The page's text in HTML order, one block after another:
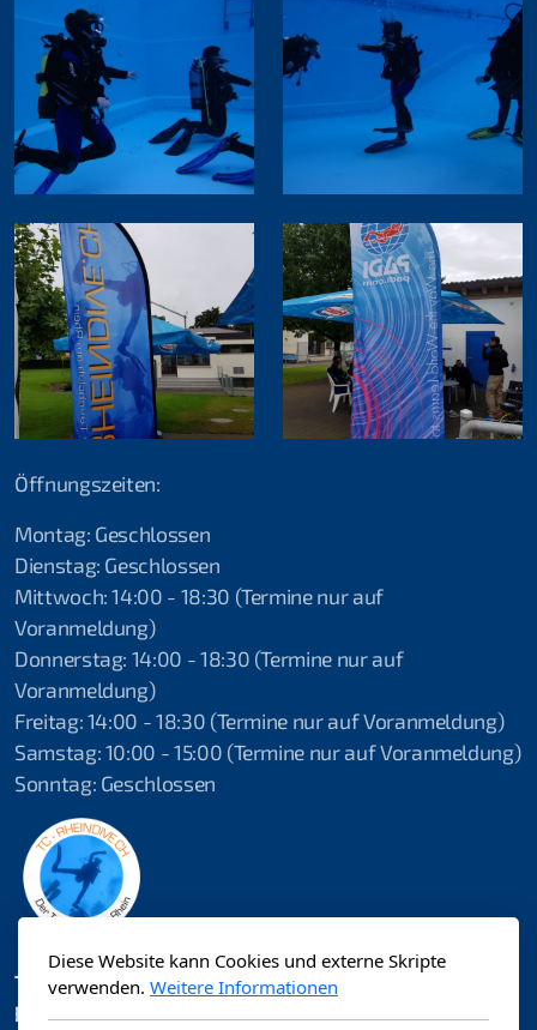
Öffnungszeiten:
Montag: Geschlossen
Dienstag: Geschlossen
Mittwoch: 14:00 - 18:30 (Termine nur auf
Voranmeldung)
Donnerstag: 14:00 - 18:30 (Termine nur auf
Voranmeldung)
Freitag: 14:00 - 18:30 (Termine nur auf Voranmeldung)
Samstag: 10:00 - 15:00 (Termine nur auf Voranmeldung)
Sonntag: Geschlossen
TC-Rheindive.ch
Bälisteigstrasse 2
Diese Website kann Cookies und externe Skripte
verwenden. Weitere Informationen